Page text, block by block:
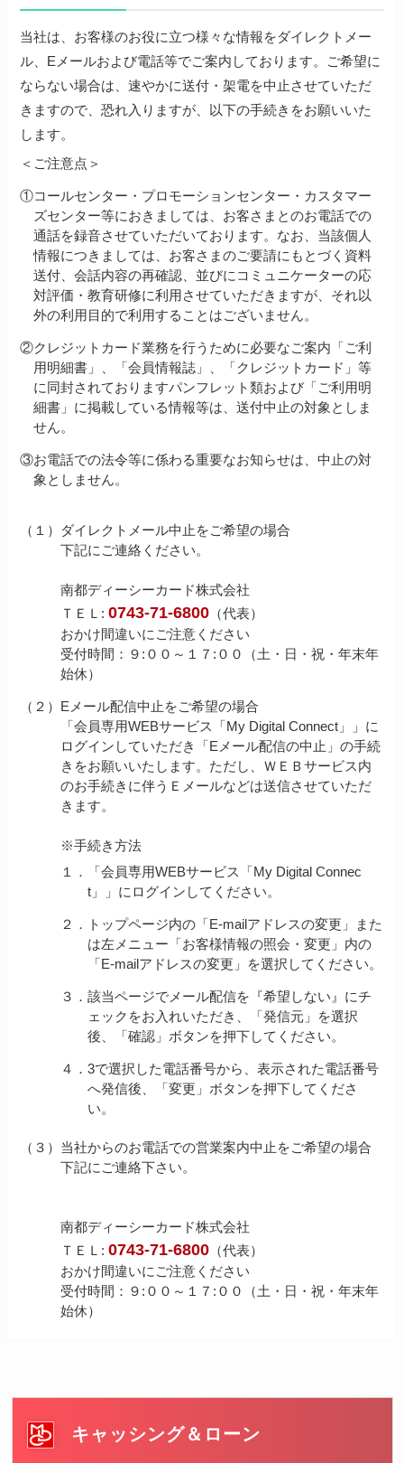
当社は、お客様のお役に立つ様々な情報をダイレクトメー
ル、Eメールおよび電話等でご案内しております。ご希望に
ならない場合は、速やかに送付・架電を中止させていただ
きますので、恐れ入りますが、以下の手続きをお願いいた
します。
＜ご注意点＞
①コールセンター・プロモーションセンター・カスタマー
ズセンター等におきましては、お客さまとのお電話での
通話を録音させていただいております。なお、当該個人
情報につきましては、お客さまのご要請にもとづく資料
送付、会話内容の再確認、並びにコミュニケーターの応
対評価・教育研修に利用させていただきますが、それ以
外の利用目的で利用することはございません。
②クレジットカード業務を行うために必要なご案内「ご利
用明細書」、「会員情報誌」、「クレジットカード」等
に同封されておりますパンフレット類および「ご利用明
細書」に掲載している情報等は、送付中止の対象としま
せん。
③お電話での法令等に係わる重要なお知らせは、中止の対
象としません。
（１） ダイレクトメール中止をご希望の場合
下記にご連絡ください。
南都ディーシーカード株式会社
ＴＥＬ:0743-71-6800 （代表）
おかけ間違いにご注意ください
受付時間：９:００～１７:００（土・日・祝・年末年
始休）
（２） Eメール配信中止をご希望の場合
「会員専用WEBサービス「My Digital Connect」」に
ログインしていただき「Eメール配信の中止」の手続
きをお願いいたします。ただし、ＷＥＢサービス内
のお手続きに伴うＥメールなどは送信させていただ
きます。
※手続き方法
１．
「会員専用WEBサービス「My Digital Connec
t」」にログインしてください。
２．
トップページ内の「E-mailアドレスの変更」また
は左メニュー「お客様情報の照会・変更」内の
「E-mailアドレスの変更」を選択してください。
３．該当ページでメール配信を『希望しない』にチ
ェックをお入れいただき、「発信元」を選択
後、「確認」ボタンを押下してください。
４．3で選択した電話番号から、表示された電話番号
へ発信後、「変更」ボタンを押下してくださ
い。
（３） 当社からのお電話での営業案内中止をご希望の場合
下記にご連絡下さい。
南都ディーシーカード株式会社
ＴＥＬ:0743-71-6800 （代表）
おかけ間違いにご注意ください
受付時間：９:００～１７:００（土・日・祝・年末年
始休）
キャッシング＆ローン